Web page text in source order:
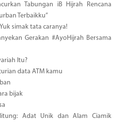
Tabungan iB Hijrah Rencana
Terbaikku”
simak tata caranya!
Gerakan #AyoHijrah Bersama
Itu?
data ATM kamu
bijak
Adat Unik dan Alam Ciamik